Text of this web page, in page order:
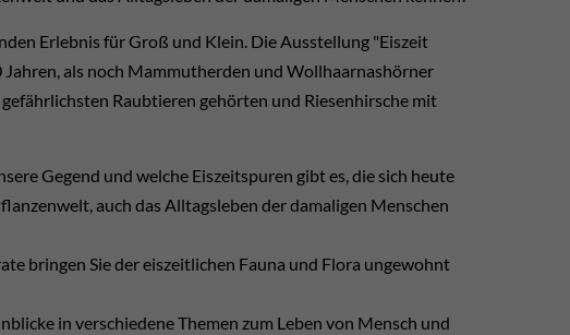
Erlebnis für Groß und Klein. Die Ausstellung "Eiszeit
als noch Mammutherden und Wollhaarnashörner
Raubtieren gehörten und Riesenhirsche mit
Gegend und welche Eiszeitspuren gibt es, die sich heute
auch das Alltagsleben der damaligen Menschen
bringen Sie der eiszeitlichen Fauna und Flora ungewohnt
in verschiedene Themen zum Leben von Mensch und